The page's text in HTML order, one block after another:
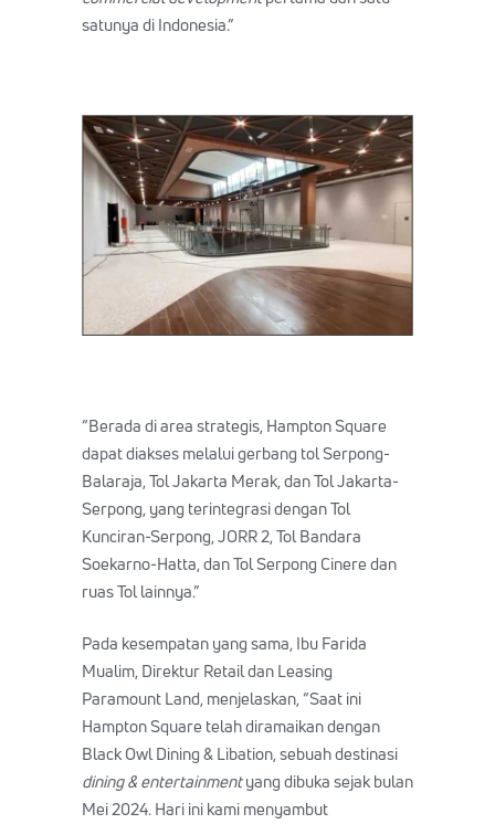
satunya di Indonesia.”
“Berada di area strategis, Hampton Square
dapat diakses melalui gerbang tol Serpong-
Balaraja, Tol Jakarta Merak, dan Tol Jakarta-
Serpong, yang terintegrasi dengan Tol
Kunciran-Serpong, JORR 2, Tol Bandara
Soekarno-Hatta, dan Tol Serpong Cinere dan
ruas Tol lainnya.”
Pada kesempatan yang sama, Ibu Farida
Mualim, Direktur Retail dan Leasing
Paramount Land, menjelaskan, “Saat ini
Hampton Square telah diramaikan dengan
Black Owl Dining & Libation, sebuah destinasi
dining & entertainmentyang dibuka sejak bulan
Mei 2024. Hari ini kami menyambut